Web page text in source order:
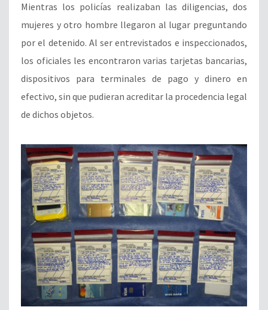
Mientras los policías realizaban las diligencias, dos
mujeres y otro hombre llegaron al lugar preguntando
por el detenido. Al ser entrevistados e inspeccionados,
los oficiales les encontraron varias tarjetas bancarias,
dispositivos para terminales de pago y dinero en
efectivo, sin que pudieran acreditar la procedencia legal
de dichos objetos.